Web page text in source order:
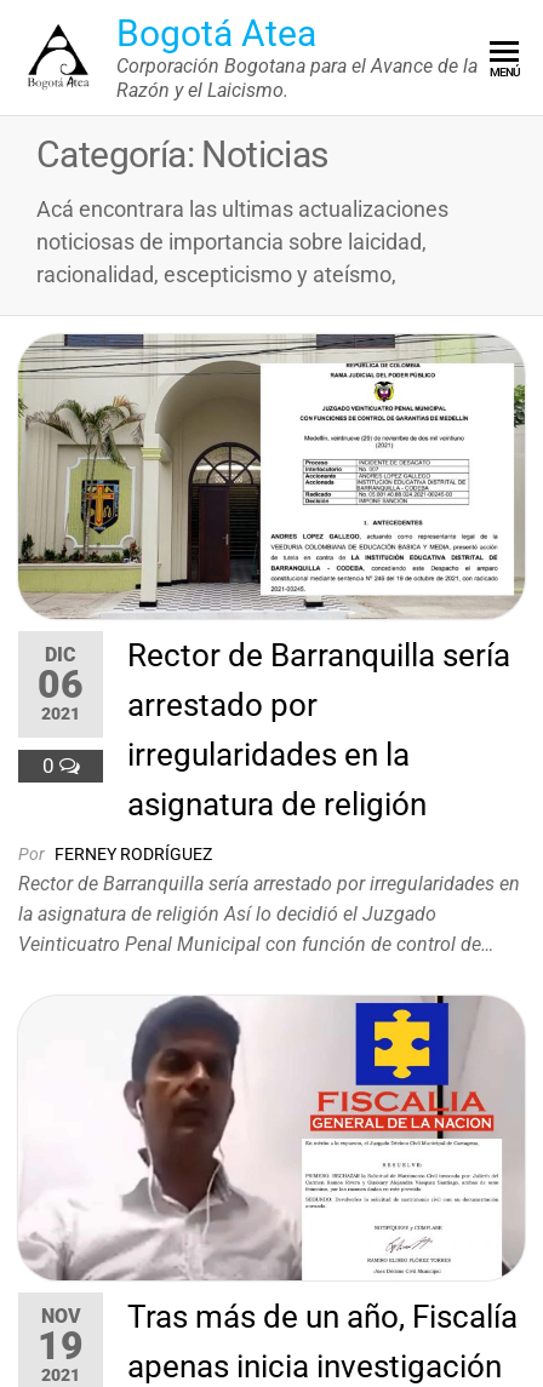
contenido
Bogotá Atea
Corporación Bogotana para el Avance de la
Razón y el Laicismo.
MENÚ
Categoría: Noticias
Acá encontrara las ultimas actualizaciones
noticiosas de importancia sobre laicidad,
racionalidad, escepticismo y ateísmo,
DIC
06
2021
0
Rector de Barranquilla sería
arrestado por
irregularidades en la
asignatura de religión
Por FERNEY RODRÍGUEZ
Rector de Barranquilla sería arrestado por irregularidades en
la asignatura de religión Así lo decidió el Juzgado
Veinticuatro Penal Municipal con función de control de…
NOV
19
2021
Tras más de un año, Fiscalía
apenas inicia investigación